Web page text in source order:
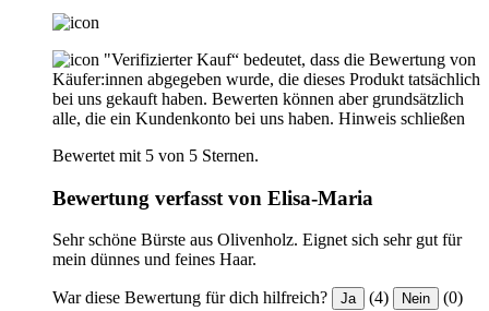
"Verifizierter Kauf“ bedeutet, dass die Bewertung von
Käufer:innen abgegeben wurde, die dieses Produkt tatsächlich
bei uns gekauft haben. Bewerten können aber grundsätzlich
alle, die ein Kundenkonto bei uns haben. Hinweis schließen
Bewertet mit 5 von 5 Sternen.
Bewertung verfasst von Elisa-Maria
Sehr schöne Bürste aus Olivenholz. Eignet sich sehr gut für
mein dünnes und feines Haar.
War diese Bewertung für dich hilfreich? Ja (4) Nein (0)